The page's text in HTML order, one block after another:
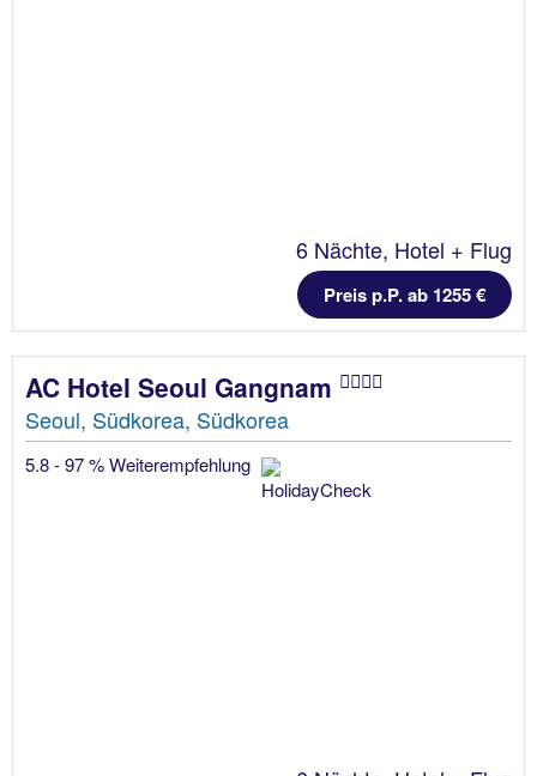
6 Nächte, Hotel + Flug
Preis p.P. ab 1255 €
AC Hotel Seoul Gangnam
Seoul, Südkorea, Südkorea
5.8 - 97 % Weiterempfehlung